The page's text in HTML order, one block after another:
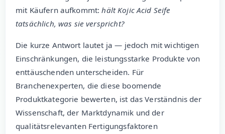
mit Käufern aufkommt:hält Kojic Acid Seife
tatsächlich, was sie verspricht?
Die kurze Antwort lautet ja — jedoch mit wichtigen
Einschränkungen, die leistungsstarke Produkte von
enttäuschenden unterscheiden. Für
Branchenexperten, die diese boomende
Produktkategorie bewerten, ist das Verständnis der
Wissenschaft, der Marktdynamik und der
qualitätsrelevanten Fertigungsfaktoren